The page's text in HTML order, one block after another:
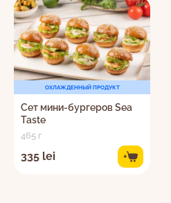
ОХЛАЖДЕННЫЙ ПРОДУКТ
Сет мини-бургеров Sea
Taste
465 г
335 lei +